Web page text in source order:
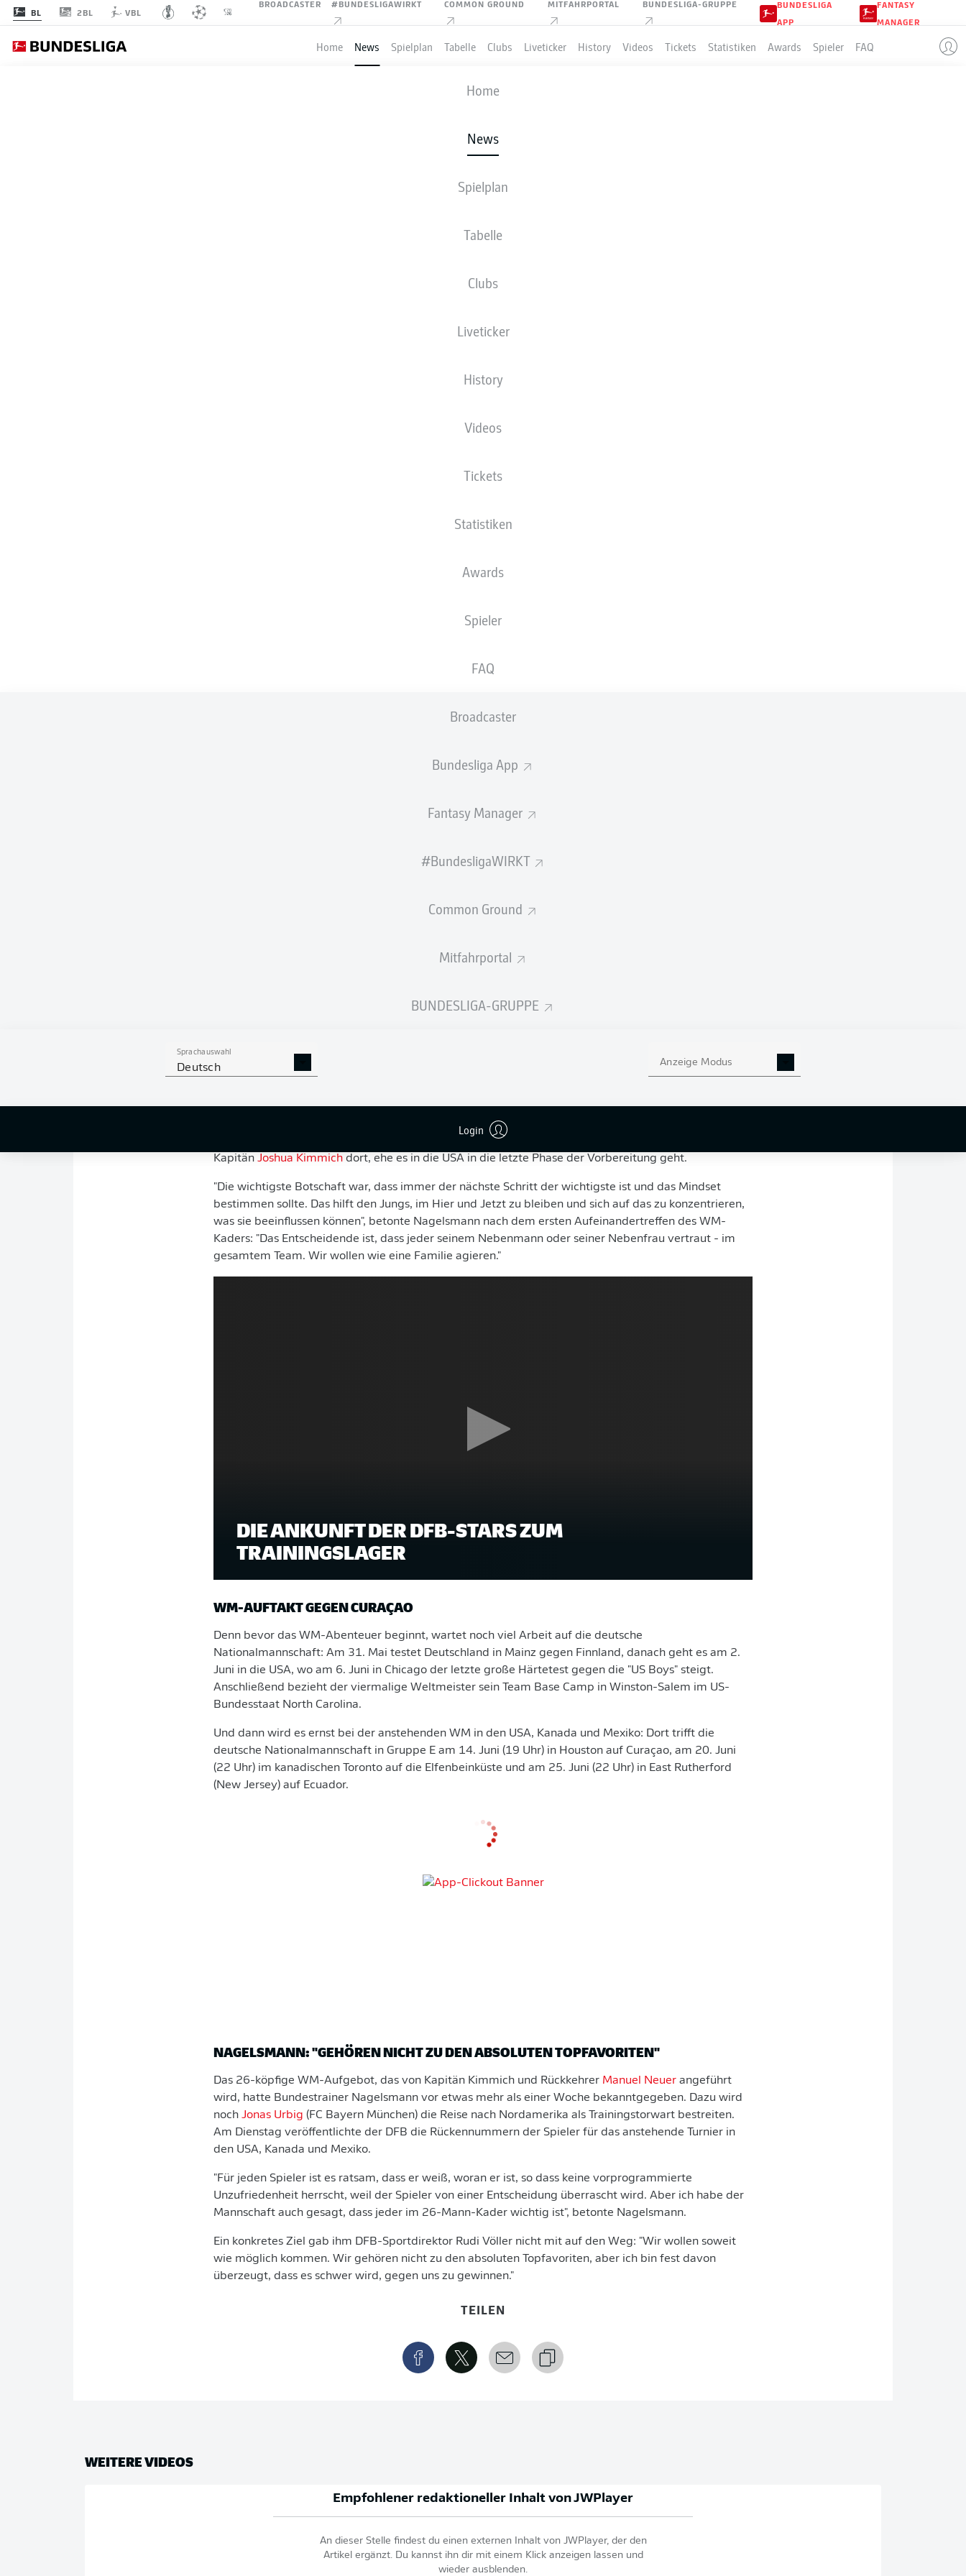
BL 2BL VBL
BROADCASTER #BUNDESLIGAWIRKT COMMON GROUND MITFAHRPORTAL BUNDESLIGA-GRUPPE
BUNDESLIGA
APP
FANTASY
MANAGER
Home News Spielplan Tabelle Clubs Liveticker History Videos Tickets Statistiken Awards Spieler FAQ
Home
News
Spielplan
Tabelle
Clubs
Liveticker
History
Videos
Tickets
Statistiken
Awards
Spieler
FAQ
Broadcaster
Bundesliga App
Fantasy Manager
#BundesligaWIRKT
Common Ground
Mitfahrportal
BUNDESLIGA-GRUPPE
Sprachauswahl
Deutsch Anzeige Modus
Login
Anzeige
MISSION "FÜNFTER STERN"
GESTARTET: DFB-ELF BEGINNT
ZUSAMMENFASSUNG
Vorbereitung auf die anstehende WM in den USA, Kanada und Mexiko (11. Juni bis 19.
League-Endspiels mit dem FC Arsenal.
beginnt die DFB-Elf die Mission "fünfter Stern". Im adidas Campus in Herzogenaurach steht dann ab
Donnerstagvormittag, wenn Bundestrainer Julian Nagelsmann zur ersten Einheit bittet, der Feinschliff
für die anstehenden Aufgaben bei der WM 2026 auf dem Zettel. Bis Samstag trainiert das Team um
Kapitän Joshua Kimmich dort, ehe es in die USA in die letzte Phase der Vorbereitung geht.
"Die wichtigste Botschaft war, dass immer der nächste Schritt der wichtigste ist und das Mindset
bestimmen sollte. Das hilft den Jungs, im Hier und Jetzt zu bleiben und sich auf das zu konzentrieren,
was sie beeinflussen können", betonte Nagelsmann nach dem ersten Aufeinandertreffen des WM-
Kaders: "Das Entscheidende ist, dass jeder seinem Nebenmann oder seiner Nebenfrau vertraut - im
gesamtem Team. Wir wollen wie eine Familie agieren."
DIE ANKUNFT DER DFB-STARS ZUM
TRAININGSLAGER
WM-AUFTAKT GEGEN CURAÇAO
Denn bevor das WM-Abenteuer beginnt, wartet noch viel Arbeit auf die deutsche
Nationalmannschaft: Am 31. Mai testet Deutschland in Mainz gegen Finnland, danach geht es am 2.
Juni in die USA, wo am 6. Juni in Chicago der letzte große Härtetest gegen die "US Boys" steigt.
Anschließend bezieht der viermalige Weltmeister sein Team Base Camp in Winston-Salem im US-
Bundesstaat North Carolina.
Und dann wird es ernst bei der anstehenden WM in den USA, Kanada und Mexiko: Dort trifft die
deutsche Nationalmannschaft in Gruppe E am 14. Juni (19 Uhr) in Houston auf Curaçao, am 20. Juni
(22 Uhr) im kanadischen Toronto auf die Elfenbeinküste und am 25. Juni (22 Uhr) in East Rutherford
(New Jersey) auf Ecuador.
NAGELSMANN: "GEHÖREN NICHT ZU DEN ABSOLUTEN TOPFAVORITEN"
Das 26-köpfige WM-Aufgebot, das von Kapitän Kimmich und Rückkehrer Manuel Neuer angeführt
wird, hatte Bundestrainer Nagelsmann vor etwas mehr als einer Woche bekanntgegeben. Dazu wird
noch Jonas Urbig (FC Bayern München) die Reise nach Nordamerika als Trainingstorwart bestreiten.
Am Dienstag veröffentlichte der DFB die Rückennummern der Spieler für das anstehende Turnier in
den USA, Kanada und Mexiko.
"Für jeden Spieler ist es ratsam, dass er weiß, woran er ist, so dass keine vorprogrammierte
Unzufriedenheit herrscht, weil der Spieler von einer Entscheidung überrascht wird. Aber ich habe der
Mannschaft auch gesagt, dass jeder im 26-Mann-Kader wichtig ist", betonte Nagelsmann.
Ein konkretes Ziel gab ihm DFB-Sportdirektor Rudi Völler nicht mit auf den Weg: "Wir wollen soweit
wie möglich kommen. Wir gehören nicht zu den absoluten Topfavoriten, aber ich bin fest davon
überzeugt, dass es schwer wird, gegen uns zu gewinnen."
TEILEN
WEITERE VIDEOS
Empfohlener redaktioneller Inhalt vonJWPlayer
An dieser Stelle findest du einen externen Inhalt von JWPlayer, der den
Artikel ergänzt. Du kannst ihn dir mit einem Klick anzeigen lassen und
wieder ausblenden.